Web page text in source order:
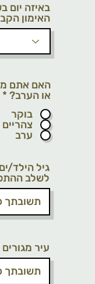
באיזה יום
האימון
או הערב? *
בוקר
צהריים
ערב
גיל הילד/
לשלב
עיר מגורים